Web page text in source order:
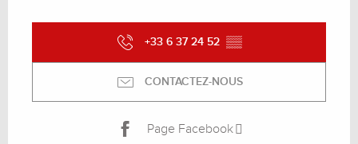
+33 6 37 24 52 ▒▒
CONTACTEZ-NOUS
Page Facebook